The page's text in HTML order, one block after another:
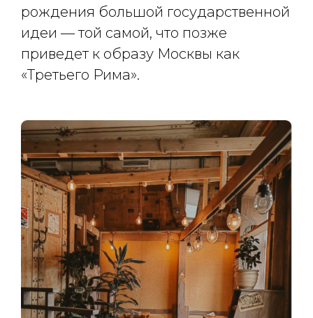
рождения большой государственной
идеи — той самой, что позже
приведет к образу Москвы как
«Третьего Рима».